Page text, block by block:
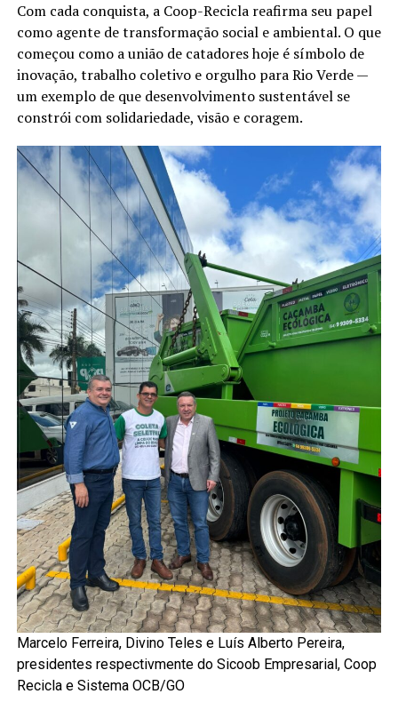
Com cada conquista, a Coop-Recicla reafirma seu papel
como agente de transformação social e ambiental. O que
começou como a união de catadores hoje é símbolo de
inovação, trabalho coletivo e orgulho para Rio Verde —
um exemplo de que desenvolvimento sustentável se
constrói com solidariedade, visão e coragem.
Marcelo Ferreira, Divino Teles e Luís Alberto Pereira,
presidentes respectivmente do Sicoob Empresarial, Coop
Recicla e Sistema OCB/GO